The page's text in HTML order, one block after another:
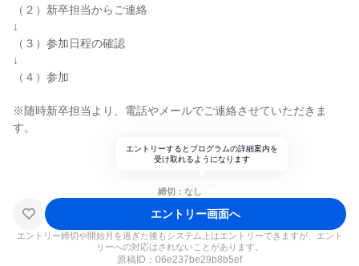
（２）新卒担当からご連絡
↓
（３）参加日程の確認
↓
（４）参加
※随時新卒担当より、電話やメールでご連絡させていただきま
す。
エントリーするとプログラムの詳細案内を
受け取れるようになります
締切：なし
エントリー画面へ
エントリー締切や開始月を過ぎた後もシステム上はエントリーできますが、エント
リーへの対応はされないことがあります。
原稿ID： 06e237be29b8b5ef